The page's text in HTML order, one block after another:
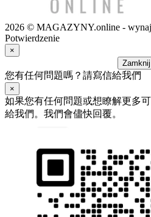
2026 © MAGAZYNY.online -
Potwierdzenie
×
Zamknij
您有任何問題嗎？請寫信給我們
×
如果您有任何問題或想瞭解更多
給我們。我們會儘快回覆。